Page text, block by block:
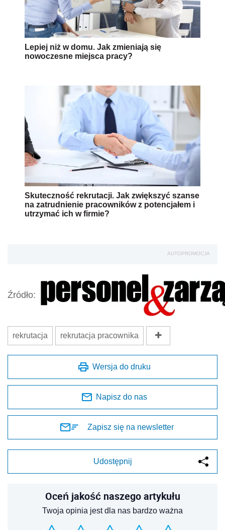
Lepiej niż w domu. Jak zmieniają się
nowoczesne miejsca pracy?
Skuteczność rekrutacji. Jak zwiększyć szanse
na zatrudnienie pracowników z potencjałem i
utrzymać ich w firmie?
AUTOPROMOCJA
Źródło:
rekrutacja rekrutacja pracownika
Wersja do druku
Napisz do nas
Zapisz się na newsletter
Udostępnij
Oceń jakość naszego artykułu
Twoja opinia jest dla nas bardzo ważna